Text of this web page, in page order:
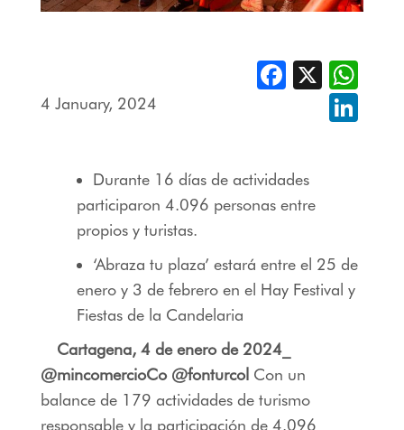
4 January, 2024
Facebook
X
Durante 16 días de actividades
participaron 4.096 personas entre
propios y turistas.
‘Abraza tu plaza’ estará entre el 25 de
enero y 3 de febrero en el Hay Festival y
Fiestas de la Candelaria
Cartagena, 4 de enero de 2024_
@mincomercioCo @fonturcol Con un
balance de 179 actividades de turismo
responsable y la participación de 4.096